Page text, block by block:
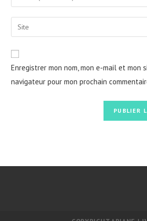
username
your
email
address
comment
Saisir
l’URL
de
(facultatif)
Enregistrer mon nom, mon e-mail et mon
navigateur pour mon prochain